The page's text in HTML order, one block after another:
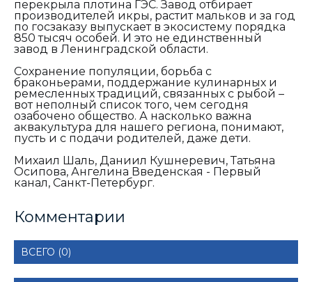
перекрыла плотина ГЭС. Завод отбирает
производителей икры, растит мальков и за год
по госзаказу выпускает в экосистему порядка
850 тысяч особей. И это не единственный
завод в Ленинградской области.
Сохранение популяции, борьба с
браконьерами, поддержание кулинарных и
ремесленных традиций, связанных с рыбой –
вот неполный список того, чем сегодня
озабочено общество. А насколько важна
аквакультура для нашего региона, понимают,
пусть и с подачи родителей, даже дети.
Михаил Шаль, Даниил Кушнеревич, Татьяна
Осипова, Ангелина Введенская - Первый
канал, Санкт-Петербург.
Комментарии
ВСЕГО (0)